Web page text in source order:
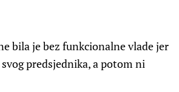
bila je bez funkcionalne vlade jer
predsjednika, a potom ni